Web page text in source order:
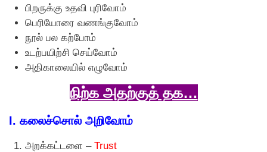
பிறருக்கு உதவி புரிவோம்
பெரியோரை வணங்குவோம்
நூல் பல கற்போம்
உடற்பயிற்சி செய்வோம்
அதிகாலையில் எழுவோம்
நிற்க அதற்குத் தக…
I. கலைச்சாெல் அறிவாேம்
அறக்கட்டளை – Trust